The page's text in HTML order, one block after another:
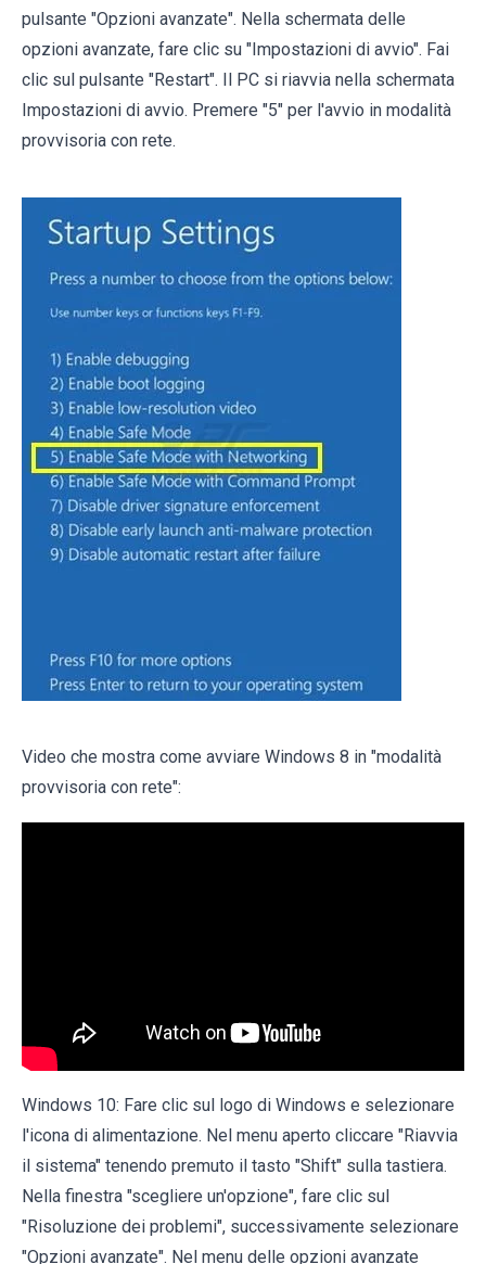
pulsante "Opzioni avanzate". Nella schermata delle
opzioni avanzate, fare clic su "Impostazioni di avvio". Fai
clic sul pulsante "Restart". Il PC si riavvia nella schermata
Impostazioni di avvio. Premere "5" per l'avvio in modalità
provvisoria con rete.
Video che mostra come avviare Windows 8 in "modalità
provvisoria con rete":
Windows 10: Fare clic sul logo di Windows e selezionare
l'icona di alimentazione. Nel menu aperto cliccare "Riavvia
il sistema" tenendo premuto il tasto "Shift" sulla tastiera.
Nella finestra "scegliere un'opzione", fare clic sul
"Risoluzione dei problemi", successivamente selezionare
"Opzioni avanzate". Nel menu delle opzioni avanzate